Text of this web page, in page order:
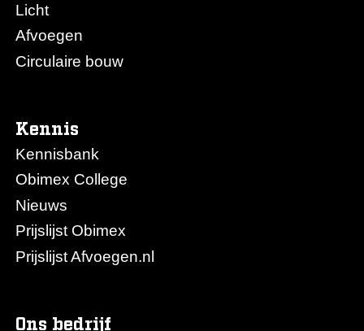
Licht
Afvoegen
Circulaire bouw
Kennis
Kennisbank
Obimex College
Nieuws
Prijslijst Obimex
Prijslijst Afvoegen.nl
Ons bedrijf